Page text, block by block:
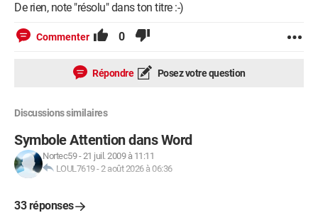
De rien, note "résolu" dans ton titre :-)
Commenter 0
Répondre Posez votre question
Discussions similaires
Symbole Attention dans Word
Nortec59-21 juil. 2009 à 11:11
LOUL7619-2 août 2026 à 06:36
33 réponses